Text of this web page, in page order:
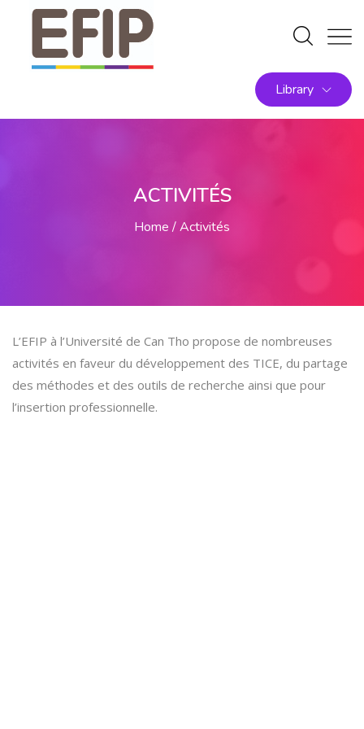
Library
ACTIVITÉS
Home Activités
L’EFIP à l’Université de Can Tho propose de nombreuses
activités en faveur du développement des TICE, du partage
des méthodes et des outils de recherche ainsi que pour
l’insertion professionnelle.